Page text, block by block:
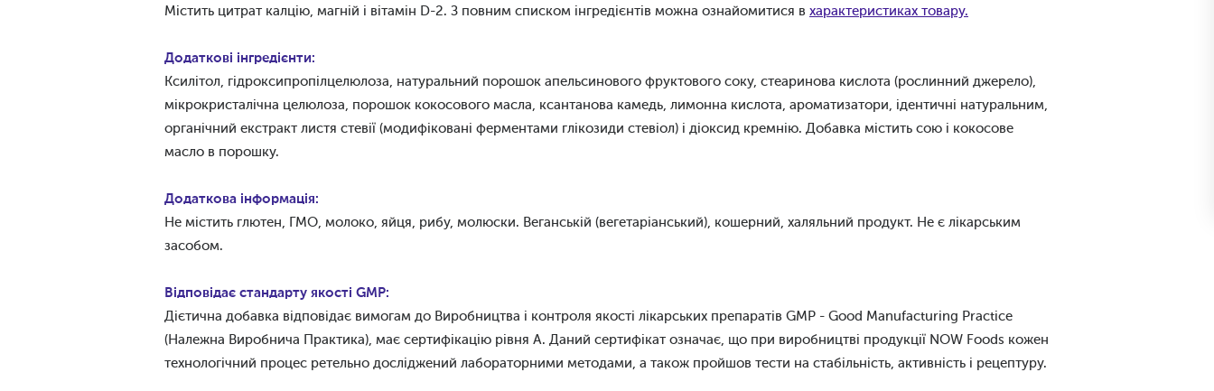
Містить цитрат калцію, магній і вітамін D-2. З повним списком інгредієнтів можна ознайомитися в характеристиках товару.
Додаткові інгредієнти:
Ксилітол, гідроксипропілцелюлоза, натуральний порошок апельсинового фруктового соку, стеаринова кислота (рослинний джерело), ​​
мікрокристалічна целюлоза, порошок кокосового масла, ксантанова камедь, лимонна кислота, ароматизатори, ідентичні натуральним,
органічний екстракт листя стевії (модифіковані ферментами глікозиди стевіол) і діоксид кремнію. Добавка містить сою і кокосове
масло в порошку.
Додаткова інформація:
Не містить глютен, ГМО, молоко, яйця, рибу, молюски. Веганській (вегетаріанський), кошерний, халяльний продукт. Не є лікарським
засобом.
Відповідає стандарту якості GMP:
Дієтична добавка відповідає вимогам до Виробництва і контроля якості лікарських препаратів GMP - Good Manufacturing Practice
(Належна Виробнича Практика), має сертифікацію рівня А. Даний сертифікат означає, що при виробництві продукції NOW Foods кожен
технологічний процес ретельно досліджений лабораторними методами, а також пройшов тести на стабільність, активність і рецептуру.